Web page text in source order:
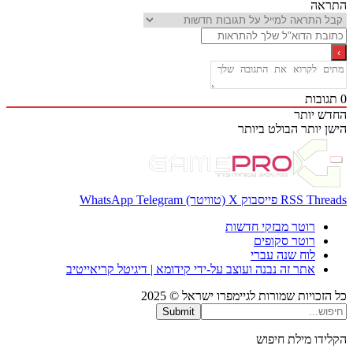
יותר
יותר הבולט ביותר
RSS פייסבוק X (טוויטר) WhatsApp Telegram
רוטר מבזקי חדשות
רוטר סקופים
לוח שנה עברי
אתר זה נבנה ועוצב על-ידי קידומא | דיגיטל קריאייטיב
שמורות לגיימפרו ישראל © 2025
Submit
מילת חיפוש